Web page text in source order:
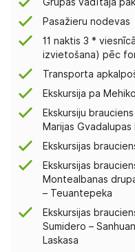
Pasažieru nodevas
11 naktis 3 *
izvietošana) pēc
Transporta
Ekskursija pa Mehiko
Ekskursiju
Marijas
Ekskursijas
Ekskursijas
Montealbanas
– Teuantepeka
Ekskursijas
Sumidero –
Laskasa